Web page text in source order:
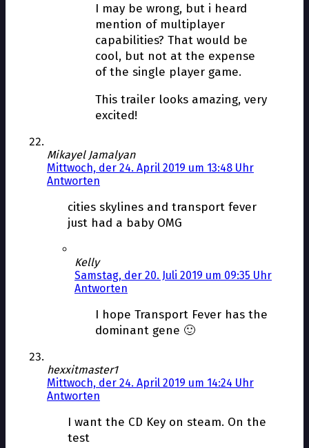
I may be wrong, but i heard
mention of multiplayer
capabilities? That would be
cool, but not at the expense
of the single player game.
This trailer looks amazing, very
excited!
Mikayel Jamalyan
Mittwoch, der 24. April 2019 um 13:48 Uhr
Antworten
cities skylines and transport fever
just had a baby OMG
Kelly
Samstag, der 20. Juli 2019 um 09:35 Uhr
Antworten
I hope Transport Fever has the
dominant gene 🙂
hexxitmaster1
Mittwoch, der 24. April 2019 um 14:24 Uhr
Antworten
I want the CD Key on steam. On the
test